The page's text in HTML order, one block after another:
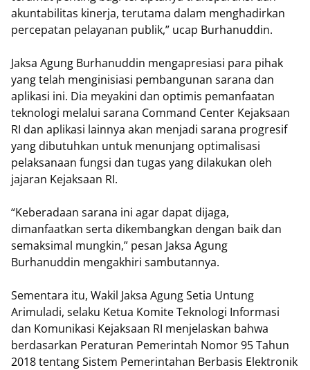
akuntabilitas kinerja, terutama dalam menghadirkan
percepatan pelayanan publik,” ucap Burhanuddin.
Jaksa Agung Burhanuddin mengapresiasi para pihak
yang telah menginisiasi pembangunan sarana dan
aplikasi ini. Dia meyakini dan optimis pemanfaatan
teknologi melalui sarana Command Center Kejaksaan
RI dan aplikasi lainnya akan menjadi sarana progresif
yang dibutuhkan untuk menunjang optimalisasi
pelaksanaan fungsi dan tugas yang dilakukan oleh
jajaran Kejaksaan RI.
“Keberadaan sarana ini agar dapat dijaga,
dimanfaatkan serta dikembangkan dengan baik dan
semaksimal mungkin,” pesan Jaksa Agung
Burhanuddin mengakhiri sambutannya.
Sementara itu, Wakil Jaksa Agung Setia Untung
Arimuladi, selaku Ketua Komite Teknologi Informasi
dan Komunikasi Kejaksaan RI menjelaskan bahwa
berdasarkan Peraturan Pemerintah Nomor 95 Tahun
2018 tentang Sistem Pemerintahan Berbasis Elektronik